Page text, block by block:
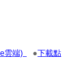
雲端) ●下載點